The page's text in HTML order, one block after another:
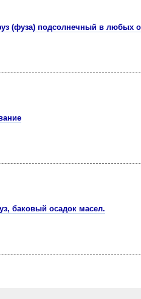
(фуза) подсолнечный в любых
баковый осадок масел.